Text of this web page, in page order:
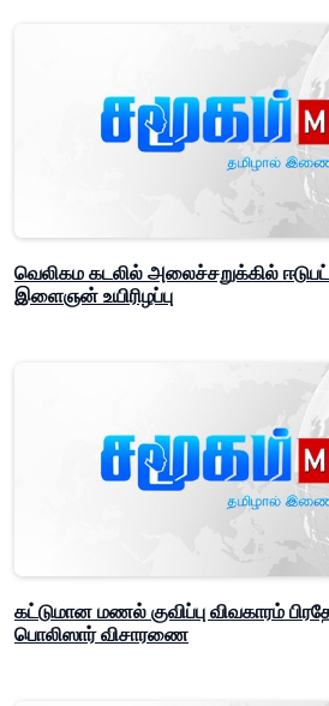
வெலிகம கடலில் அலைச்சறுக்கில்
இளைஞன் உயிரிழப்பு
கட்டுமான மணல் குவிப்பு விவகாரம்
பொலிஸார் விசாரணை